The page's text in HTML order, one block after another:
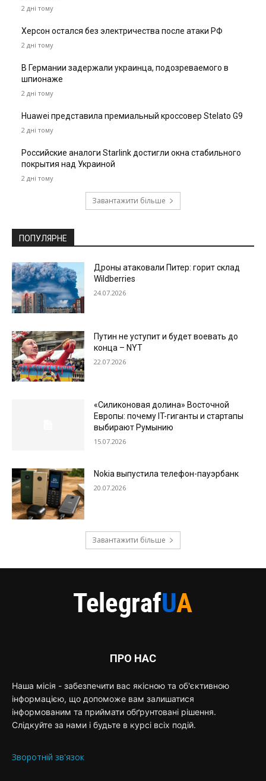
2 дні тому
Херсон остался без электричества после атаки РФ
2 дні тому
В Германии задержали украинца, подозреваемого в
шпионаже
2 дні тому
Huawei представила премиальный кроссовер Stelato G9
2 дні тому
Российские аналоги Starlink достигли окна стабильного
покрытия над Украиной
2 дні тому
Завантажити більше
ПОПУЛЯРНЕ
Дроны атаковали Питер: горит склад
Wildberries
24.07.2026
Путин не уступит и будет воевать до
конца – NYT
22.07.2026
«Силиконовая долина» Восточной
Европы: почему IT-гиганты и стартапы
выбирают Румынию
15.07.2026
Nokia выпустила телефон-пауэрбанк
20.07.2026
Завантажити більше
ПРО НАС
Наша місія - забезпечити вас якісною та об'єктивною
інформацією, що допоможе вам залишатися
інформованим та приймати обґрунтовані рішення.
Слідкуйте за нами і будьте в курсі всіх подій.
Зворотній зв'язок